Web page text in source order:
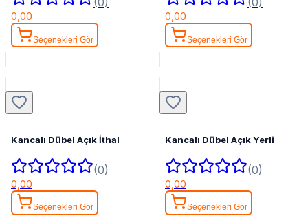
0,00
Seçenekleri Gör
0,00
Seçenekleri Gör
Kancalı Dübel Açık İthal
(0)
0,00
Seçenekleri Gör
Kancalı Dübel Açık Yerli
(0)
0,00
Seçenekleri Gör